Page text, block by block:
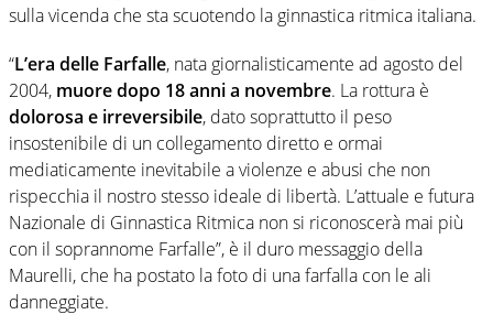
sulla vicenda che sta scuotendo la ginnastica ritmica italiana.
“L’era delle Farfalle, nata giornalisticamente ad agosto del
2004, muore dopo 18 anni a novembre. La rottura è
dolorosa e irreversibile, dato soprattutto il peso
insostenibile di un collegamento diretto e ormai
mediaticamente inevitabile a violenze e abusi che non
rispecchia il nostro stesso ideale di libertà. L’attuale e futura
Nazionale di Ginnastica Ritmica non si riconoscerà mai più
con il soprannome Farfalle”, è il duro messaggio della
Maurelli, che ha postato la foto di una farfalla con le ali
danneggiate.